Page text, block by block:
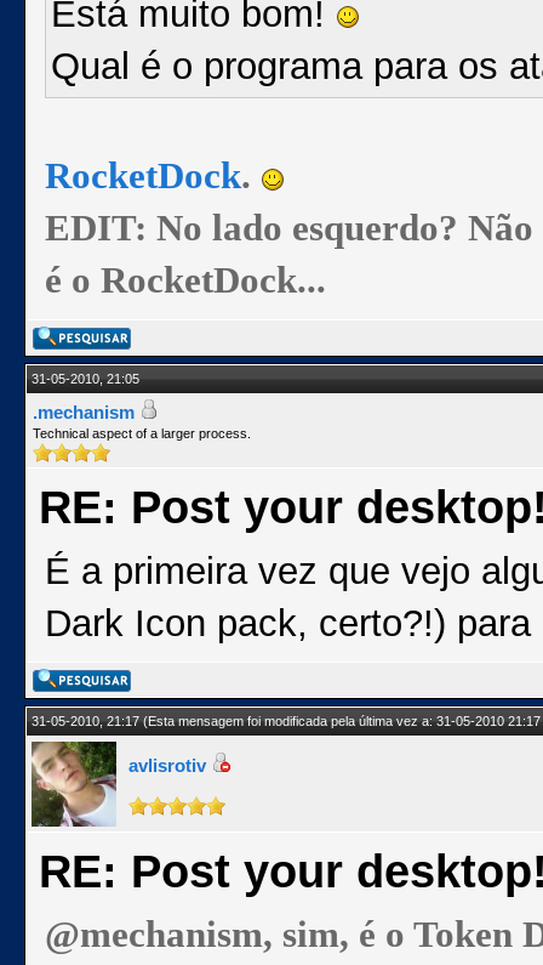
Está muito bom!
Qual é o programa para os
RocketDock.
EDIT: No lado esquerdo?
é o RocketDock...
31-05-2010, 21:05
.mechanism
Technical aspect of a larger process.
RE: Post your
É a primeira vez que vejo
Dark Icon pack, certo?!)
31-05-2010, 21:17(Esta mensagem foi modificada pela última vez a: 31-05-2010
avlisrotiv
RE: Post your
@mechanism, sim, é o Token